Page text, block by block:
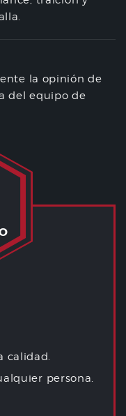
la opinión de
del equipo de
calidad.
persona.